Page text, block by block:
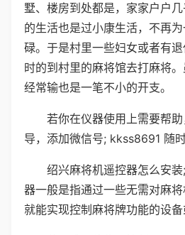
墅、楼房到处都是，家家户户
的生活也是过小康生活，不再
碌。于是村里一些妇女或者有
时的到村里的麻将馆去打麻将
经常输也是一笔不小的开支。
若你在仪器使用上需要帮
导，添加微信号; kkss8691 随时
绍兴麻将机遥控器怎么安
器一般是指通过一些无需对麻
就能实现控制麻将牌功能的设备